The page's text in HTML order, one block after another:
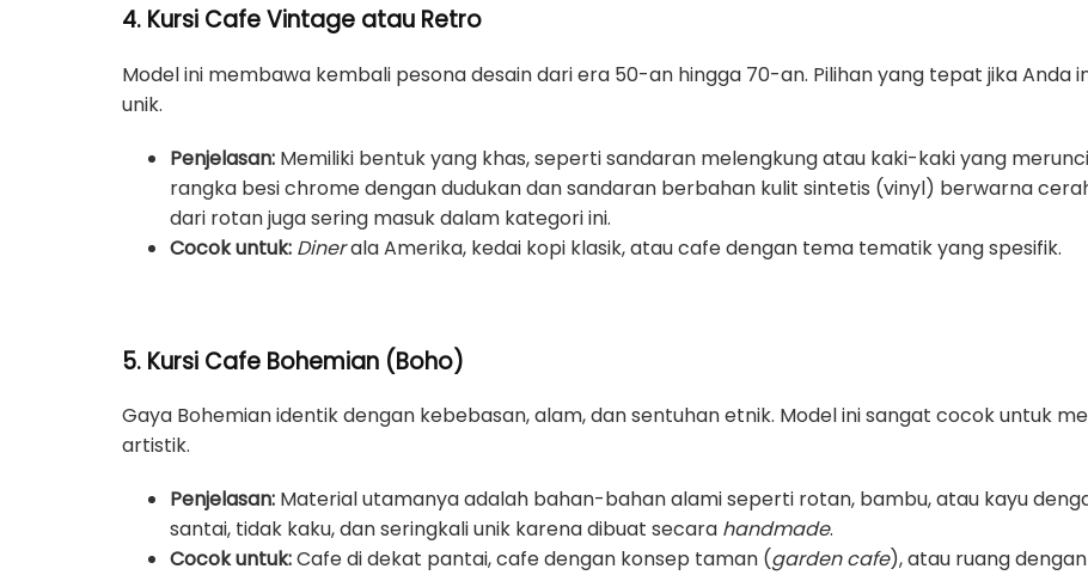
4. Kursi Cafe Vintage atau Retro
Model ini membawa kembali pesona desain dari era 50-an hingga 70-an. Pilihan yang tepat jika Anda
unik.
Penjelasan: Memiliki bentuk yang khas, seperti sandaran melengkung atau kaki-kaki yang
rangka besi chrome dengan dudukan dan sandaran berbahan kulit sintetis (vinyl) berwarna
dari rotan juga sering masuk dalam kategori ini.
Cocok untuk: Dinerala Amerika, kedai kopi klasik, atau cafe dengan tema tematik yang spesifik.
5. Kursi Cafe Bohemian (Boho)
Gaya Bohemian identik dengan kebebasan, alam, dan sentuhan etnik. Model ini sangat cocok untuk
artistik.
Penjelasan: Material utamanya adalah bahan-bahan alami seperti rotan, bambu, atau kayu
santai, tidak kaku, dan seringkali unik karena dibuat secara handmade.
Cocok untuk:Cafe di dekat pantai, cafe dengan konsep taman (garden cafe), atau ruang